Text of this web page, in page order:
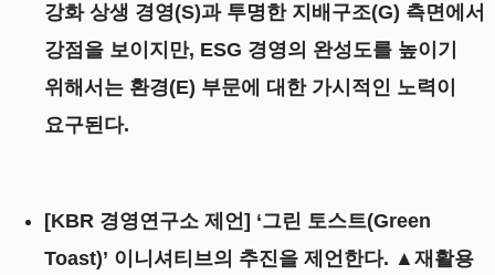
강화 상생 경영(S)과 투명한 지배구조(G) 측면에서
강점을 보이지만, ESG 경영의 완성도를 높이기
위해서는 환경(E) 부문에 대한 가시적인 노력이
요구된다.
[KBR 경영연구소 제언] ‘그린 토스트(Green
Toast)’ 이니셔티브의 추진을 제언한다. ▲재활용